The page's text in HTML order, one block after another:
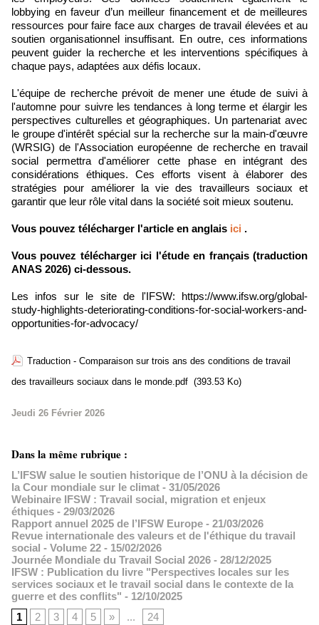
lobbying en faveur d’un meilleur financement et de meilleures
ressources pour faire face aux charges de travail élevées et au
soutien organisationnel insuffisant. En outre, ces informations
peuvent guider la recherche et les interventions spécifiques à
chaque pays, adaptées aux défis locaux.
L'équipe de recherche prévoit de mener une étude de suivi à
l'automne pour suivre les tendances à long terme et élargir les
perspectives culturelles et géographiques. Un partenariat avec
le groupe d'intérêt spécial sur la recherche sur la main-d'œuvre
(WRSIG) de l'Association européenne de recherche en travail
social permettra d'améliorer cette phase en intégrant des
considérations éthiques. Ces efforts visent à élaborer des
stratégies pour améliorer la vie des travailleurs sociaux et
garantir que leur rôle vital dans la société soit mieux soutenu.
Vous pouvez télécharger l'article en anglais ici .
Vous pouvez télécharger ici l'étude en français (traduction
ANAS 2026) ci-dessous.
Les infos sur le site de l'IFSW: https://www.ifsw.org/global-
study-highlights-deteriorating-conditions-for-social-workers-and-
opportunities-for-advocacy/
Traduction - Comparaison sur trois ans des conditions de travail
des travailleurs sociaux dans le monde.pdf (393.53 Ko)
Jeudi 26 Février 2026
Dans la même rubrique :
L’IFSW salue le soutien historique de l’ONU à la décision de
la Cour mondiale sur le climat - 31/05/2026
Webinaire IFSW : Travail social, migration et enjeux
éthiques - 29/03/2026
Rapport annuel 2025 de l’IFSW Europe - 21/03/2026
Revue internationale des valeurs et de l'éthique du travail
social - Volume 22 - 15/02/2026
Journée Mondiale du Travail Social 2026 - 28/12/2025
IFSW : Publication du livre "Perspectives locales sur les
services sociaux et le travail social dans le contexte de la
guerre et des conflits" - 12/10/2025
1
2 3 4 5 » ... 24